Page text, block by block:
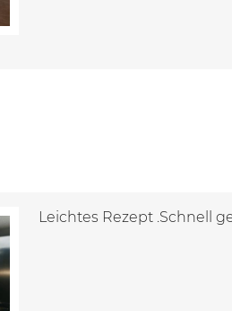
Leichtes Rezept .Schnell